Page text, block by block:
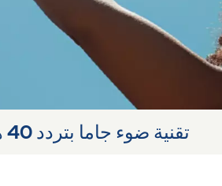
تقنية ضوء جاما بتردد 40 هرتز